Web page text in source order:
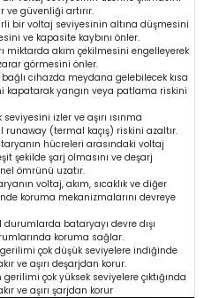
ve güvenliği artırır.
bir voltaj seviyesinin altına düşmesini
ve kapasite kaybını önler.
miktarda akım çekilmesini engelleyerek
görmesini önler.
cihazda meydana gelebilecek kısa
kapatarak yangın veya patlama riskini
seviyesini izler ve aşırı ısınma
(termal kaçış) riskini azaltır.
hücreleri arasındaki voltaj
şekilde şarj olmasını ve deşarj
ömrünü uzatır.
voltaj, akım, sıcaklık ve diğer
koruma mekanizmalarını devreye
bataryayı devre dışı
koruma sağlar.
çok düşük seviyelere indiğinde
ve aşırı deşarjdan korur.
gerilimi çok yüksek seviyelere çıktığında
ve aşırı şarjdan korur